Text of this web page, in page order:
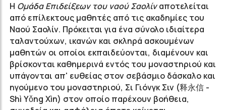
Η Ομάδα Επιδείξεων του ναού Σαολίναποτελείται
από επίλεκτους μαθητές από τις ακαδημίες του
Ναού Σαολίν. Πρόκειται για ένα σύνολο ιδιαίτερα
ταλαντούχων, ικανών και σκληρά ασκουμένων
μαθητών οι οποίοι εκπαιδεύονται, διαμένουν και
βρίσκονται καθημερινά εντός του μοναστηριού και
υπάγονται απ' ευθείας στον σεβάσμιο δάσκαλο και
ηγούμενο του μοναστηριού, Σι Γιόνγκ Σιν (释永信 -
Shì Yǒng Xìn) στον οποίο παρέχουν βοήθεια,